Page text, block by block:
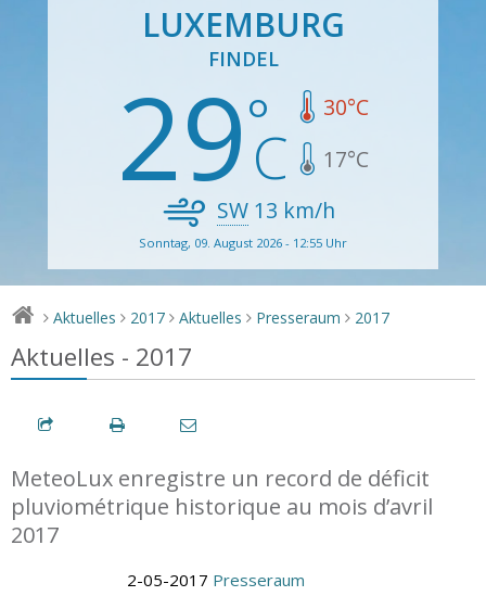
LUXEMBURG
FINDEL
29 30°C
17°C
SW13 km/h
Sonntag, 09. August 2026 - 12:55 Uhr
> Aktuelles > 2017 > Aktuelles > Presseraum > 2017
Aktuelles - 2017
MeteoLux enregistre un record de déficit
pluviométrique historique au mois d’avril
2017
2-05-2017 Presseraum